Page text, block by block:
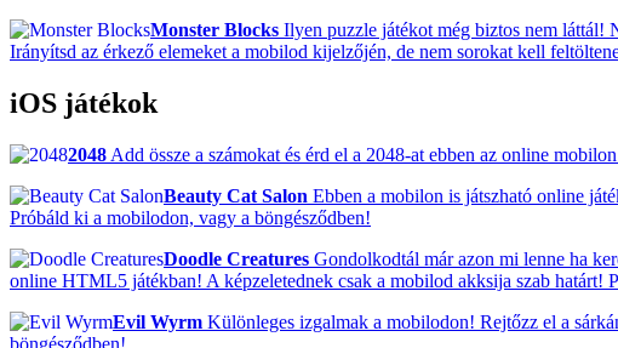
Monster Blocks Ilyen puzzle játékot még biztos nem láttál!
Irányítsd az érkező elemeket a mobilod kijelzőjén, de nem sorokat kell
iOS játékok
2048 Add össze a számokat és érd el a 2048-at ebben az online
Beauty Cat Salon Ebben a mobilon is játszható online
Próbáld ki a mobilodon, vagy a böngésződben!
Doodle Creatures Gondolkodtál már azon mi lenne ha
online HTML5 játékban! A képzeletednek csak a mobilod akksija szab határt!
Evil Wyrm Különleges izgalmak a mobilodon! Rejtőzz el a
böngésződben!